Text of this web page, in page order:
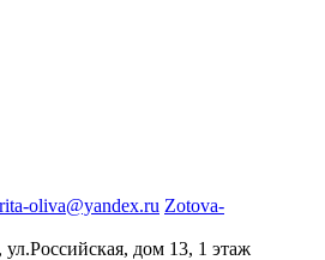
oliva@yandex.ru Zotova-
дом 13, 1 этаж